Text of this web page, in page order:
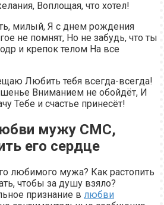
Воплощая, что хотел!
милый, Я с днем рождения
не помнят, Но не забудь, что ты
и крепок телом На все
Любить тебя всегда-всегда!
Вниманием не обойдёт, И
Тебе и счастье принесёт!
мужу СМС,
его сердце
любимого мужа? Как растопить
чтобы за душу взяло?
признание в любви